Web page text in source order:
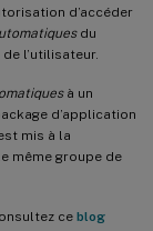
d’accéder
du
l’utilisateur.
à un
d’application
mis à la
même groupe de
ce blog